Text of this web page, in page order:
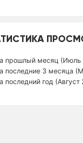
прошлый месяц (Июль
последние 3 месяца
последний год